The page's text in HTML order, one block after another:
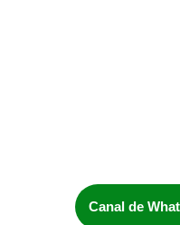
Canal de